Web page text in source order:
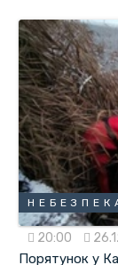
20:00
Порятунок у